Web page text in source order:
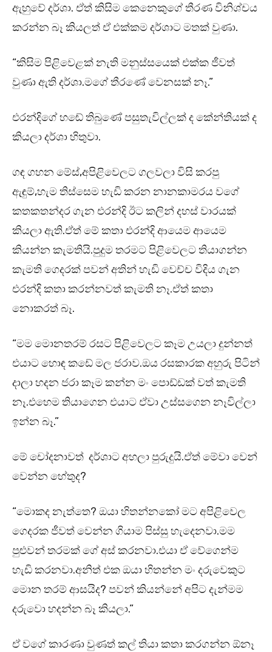
ඇහුවේ දර්ශා. ඒත් කිසිම කෙනෙකුගේ තීරණ විනිශ්චය
කරන්න බෑ කියලත් ඒ එක්කම දර්ශාට මතක් වුණා.
“කිසිම පිළිවෙළක් නැති මනුස්සයෙක් එක්ක ජීවත්
වුණා ඇති දර්ශා.මගේ තීරණේ වෙනසක් නෑ.”
එරන්දිගේ හඬේ තිබුණේ පසුතැවිල්ලක් ද කේන්තියක් ද
කියලා දර්ශා හිතුවා.
ගඳ ගහන මේස්,අපිළිවෙලට ගලවලා විසි කරපු
ඇඳුම්,හැම තිස්සෙම හැඩි කරන නානකාමරය වගේ
කතකතන්දර ගැන එරන්දි ඊට කලින් දහස් වාරයක්
කියලා ඇති.ඒත් මේ කතා එරන්දි ආයෙම ආයෙම
කියන්න කැමතියි.පුදුම තරමට පිළිවෙලට තියාගන්න
කැමති ගෙදරක් පවන් අතින් හැඩි වෙච්ච විදිය ගැන
එරන්දි කතා කරන්නවත් කැමති නෑ.ඒත් කතා
නොකරත් බෑ.
“මම මොනතරම් රස‍ට පිළිවෙලට කෑම උයලා දුන්නත්
එයාට හොඳ කඩේ මල ජරාව.ඔය රසකාරක අහුරු පිටින්
දාලා හදන ජරා කෑම කන්න මං පොඩ්ඩක් වත් කැමති
නෑ.එහෙම තියාගෙන එයාට ඒවා උස්සගෙන නෑවිල්ලා
ඉන්න බෑ.”
මේ චෝදනාවත් දර්ශාට අහලා පුරුදුයි.ඒත් මේවා වෙන්
වෙන්න හේතුද?
“මොකද නැත්තෙ? ඔයා හිතන්නකෝ මට අපිළිවෙල
ගෙදරක ජීවත් වෙන්න ගියාම පිස්සු හැදෙනවා.මම
පුළුවන් තරමක් ගේ අස් කරනවා.එයා ඒ වේගෙන්ම
හැඩි කරනවා.අනිත් එක ඔයා හිතන්න මං දරුවෙකුට
මොන තරම් ආසයිද? පවන් කියන්නේ අපිට දැන්මම
දරුවො හදන්න බෑ කියලා.”
ඒ වගේ කාරණා වුණත් කල් තියා කතා කරගන්න ඕනෑ